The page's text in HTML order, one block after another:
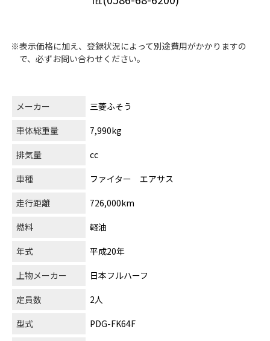
※表示価格に加え、登録状況によって別途費用がかかりますの
で、必ずお問い合わせください。
メーカー
三菱ふそう
車体総重量
7,990kg
排気量
cc
車種
ファイター エアサス
走行距離
726,000km
燃料
軽油
年式
平成20年
上物メーカー
日本フルハーフ
定員数
2人
型式
PDG-FK64F